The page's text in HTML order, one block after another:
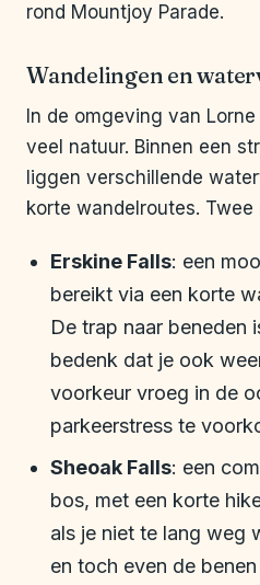
rond Mountjoy Parade.
Wandelingen en
In de omgeving van
veel natuur. Binnen een
liggen verschillende
korte wandelroutes.
Erskine Falls: een
bereikt via een korte
De trap naar beneden
bedenk dat je ook
voorkeur vroeg in de
parkeerstress te
Sheoak Falls: een
bos, met een korte
als je niet te lang weg
en toch even de